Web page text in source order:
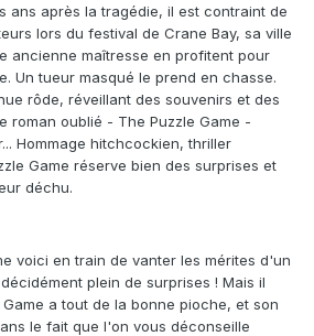
ans après la tragédie, il est contraint de
lors du festival de Crane Bay, sa ville
ancienne maîtresse en profitent pour
Un tueur masqué le prend en chasse.
rôde, réveillant des souvenirs et des
roman oublié - The Puzzle Game -
Hommage hitchcockien, thriller
Game réserve bien des surprises et
déchu.
voici en train de vanter les mérites d'un
plein de surprises ! Mais il
a tout de la bonne pioche, et son
le fait que l'on vous déconseille